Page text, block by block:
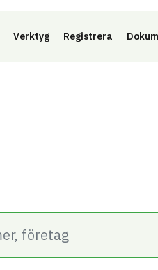
Verktyg Registrera